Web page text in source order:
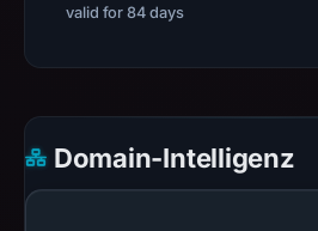
valid for 84 days
Domain-Intelligenz